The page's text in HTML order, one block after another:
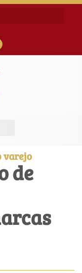
varejo
de